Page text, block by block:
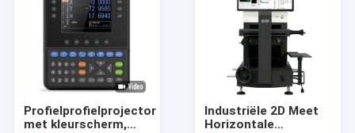
Profielprofielprojector
met kleurscherm,
Industriële 2D Meet
Horizontale